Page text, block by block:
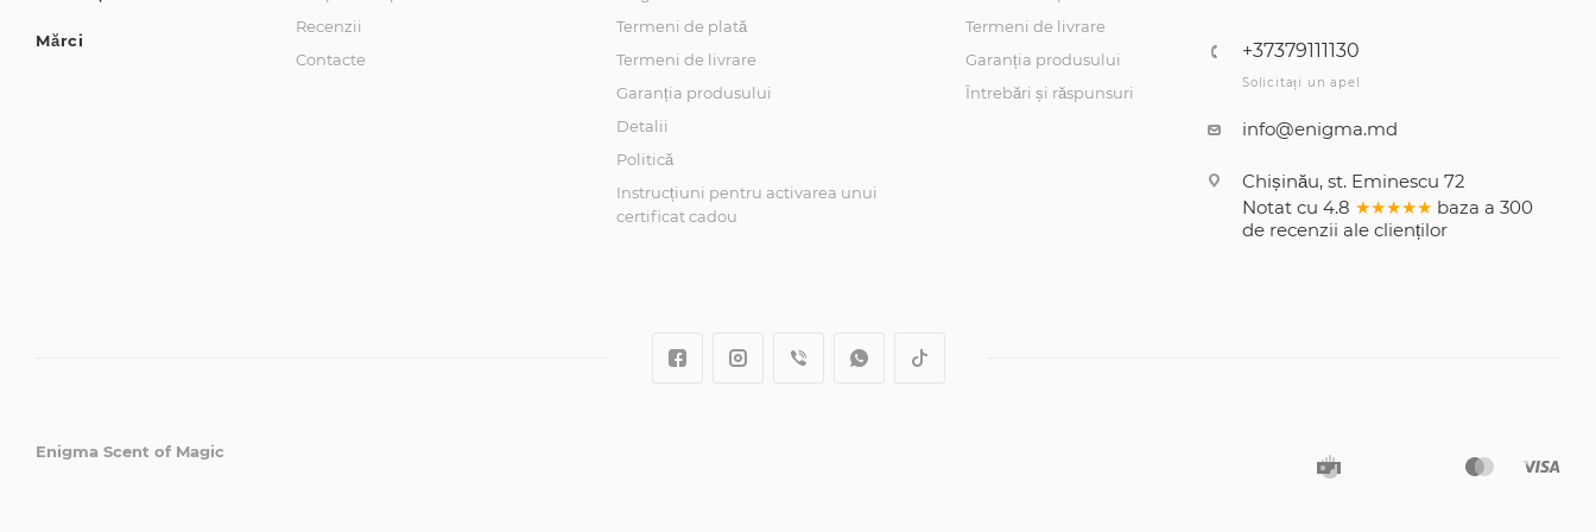
Mărci
Recenzii
Contacte
Termeni de plată
Termeni de livrare
Garanția produsului
Detalii
Politică
Instrucțiuni pentru activarea unui
certificat cadou
Termeni de livrare
Garanția produsului
Întrebări și răspunsuri
+37379111130
Solicitați un apel
info@enigma.md
Chișinău, st. Eminescu 72
Notat cu 4.8 ★★★★★ baza a 300
de recenzii ale clienților
Enigma Scent of Magic